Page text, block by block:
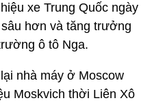
xe Trung Quốc ngày
hơn và tăng trưởng
ô tô Nga.
nhà máy ở Moscow
Moskvich thời Liên Xô